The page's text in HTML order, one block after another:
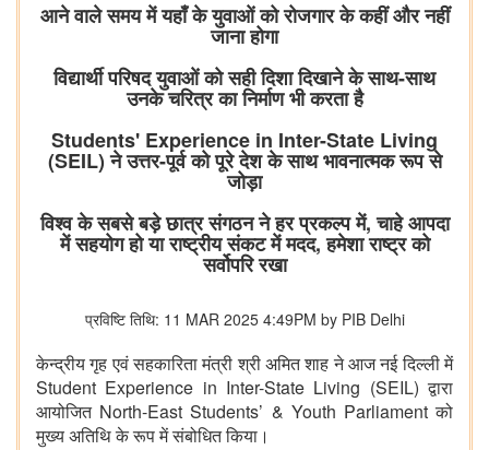
आने वाले समय में यहाँ के युवाओं को रोजगार के कहीं और नहीं
जाना होगा
विद्यार्थी परिषद युवाओं को सही दिशा दिखाने के साथ-साथ
उनके चरित्र का निर्माण भी करता है
Students' Experience in Inter-State Living
(SEIL) ने उत्तर-पूर्व को पूरे देश के साथ भावनात्मक रूप से
जोड़ा
विश्व के सबसे बड़े छात्र संगठन ने हर प्रकल्प में, चाहे आपदा
में सहयोग हो या राष्ट्रीय संकट में मदद, हमेशा राष्ट्र को
सर्वोपरि रखा
प्रविष्टि तिथि: 11 MAR 2025 4:49PM by PIB Delhi
केन्द्रीय गृह एवं सहकारिता मंत्री श्री अमित शाह ने आज नई दिल्ली में
Student Experience in Inter-State Living (SEIL) द्वारा
आयोजित North-East Students’ & Youth Parliament को
मुख्य अतिथि के रूप में संबोधित किया।